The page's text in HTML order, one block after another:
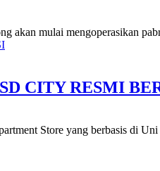
akan mulai mengoperasikan
CITY RESMI
Store yang berbasis di